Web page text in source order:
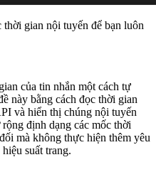
gian nội tuyến để bạn luôn
của tin nhắn một cách tự
này bằng cách đọc thời gian
và hiển thị chúng nội tuyến
định dạng các mốc thời
mà không thực hiện thêm yêu
suất trang.